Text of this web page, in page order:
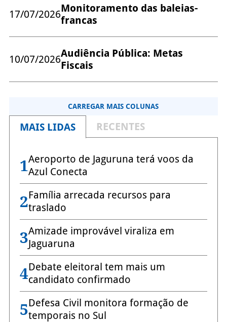
17/07/2026Monitoramento das baleias-
francas
10/07/2026Audiência Pública: Metas
Fiscais
CARREGAR MAIS COLUNAS
MAIS LIDAS RECENTES
1Aeroporto de Jaguruna terá voos da
Azul Conecta
2Família arrecada recursos para
traslado
3Amizade improvável viraliza em
Jaguaruna
4Debate eleitoral tem mais um
candidato confirmado
5Defesa Civil monitora formação de
temporais no Sul